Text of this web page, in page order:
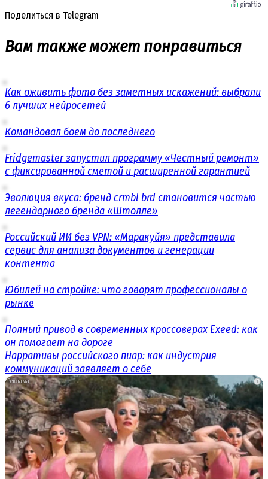
Поделиться в Telegram
Вам также может понравиться
Как оживить фото без заметных искажений: выбрали
6 лучших нейросетей
Командовал боем до последнего
Fridgemaster запустил программу «Честный ремонт»
с фиксированной сметой и расширенной гарантией
Эволюция вкуса: бренд crmbl brd становится частью
легендарного бренда «Штолле»
Российский ИИ без VPN: «Маракуйя» представила
сервис для анализа документов и генерации
контента
Юбилей на стройке: что говорят профессионалы о
рынке
Полный привод в современных кроссоверах Exeed: как
он помогает на дороге
Нарративы российского пиар: как индустрия
коммуникаций заявляет о себе
i